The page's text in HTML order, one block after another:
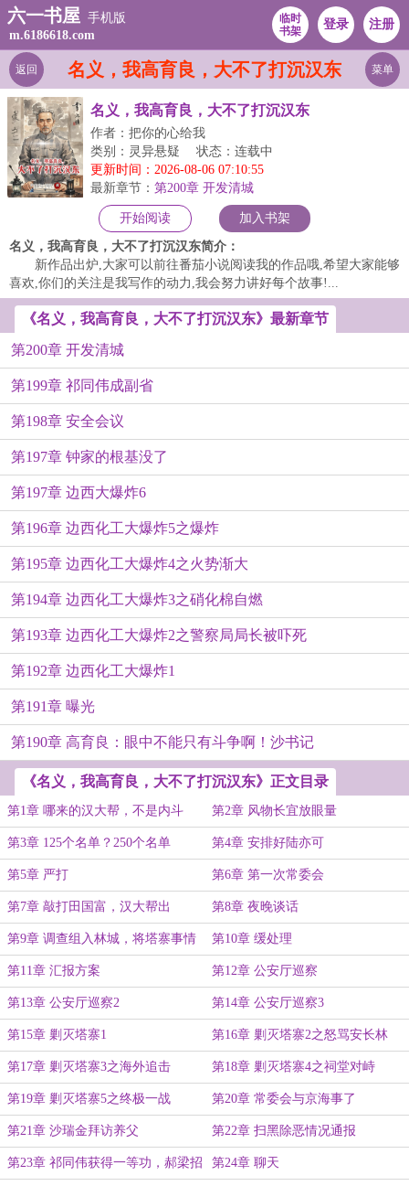
六一书屋 手机版
m.6186618.com
临时
书架
登录 注册
名义，我高育良，大不了打沉汉东
返回 菜单
名义，我高育良，大不了打沉汉东
作者：把你的心给我
类别：灵异悬疑
状态：连载中
更新时间：2026-08-06 07:10:55
最新章节： 第200章 开发清城
开始阅读 加入书架
名义，我高育良，大不了打沉汉东简介：
新作品出炉,大家可以前往番茄小说阅读我的作品哦,希望大家能够
喜欢,你们的关注是我写作的动力,我会努力讲好每个故事!...
《名义，我高育良，大不了打沉汉东》最新章节
第200章 开发清城
第199章 祁同伟成副省
第198章 安全会议
第197章 钟家的根基没了
第197章 边西大爆炸6
第196章 边西化工大爆炸5之爆炸
第195章 边西化工大爆炸4之火势渐大
第194章 边西化工大爆炸3之硝化棉自燃
第193章 边西化工大爆炸2之警察局局长被吓死
第192章 边西化工大爆炸1
第191章 曝光
第190章 高育良：眼中不能只有斗争啊！沙书记
《名义，我高育良，大不了打沉汉东》正文目录
第1章 哪来的汉大帮，不是内斗
吗？
第2章 风物长宜放眼量
第3章 125个名单？250个名单 第4章 安排好陆亦可
第5章 严打 第6章 第一次常委会
第7章 敲打田国富，汉大帮出 第8章 夜晚谈话
第9章 调查组入林城，将塔寨事情
汇报上级
第10章 缓处理
第11章 汇报方案 第12章 公安厅巡察
第13章 公安厅巡察2 第14章 公安厅巡察3
第15章 剿灭塔寨1 第16章 剿灭塔寨2之怒骂安长林
第17章 剿灭塔寨3之海外追击 第18章 剿灭塔寨4之祠堂对峙
第19章 剿灭塔寨5之终极一战 第20章 常委会与京海事了
第21章 沙瑞金拜访养父 第22章 扫黑除恶情况通报
第23章 祁同伟获得一等功，郝梁招 第24章 聊天